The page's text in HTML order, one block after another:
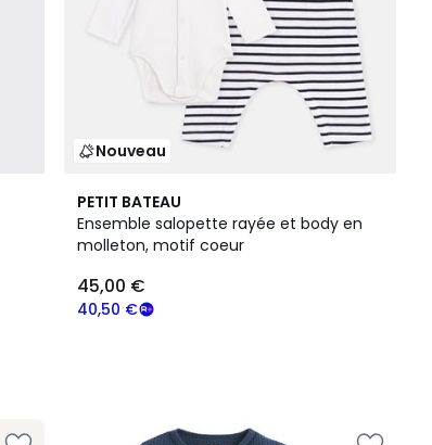
Nouveau
PETIT BATEAU
Ensemble salopette rayée et body en
molleton, motif coeur
40,50 €
45,00 €